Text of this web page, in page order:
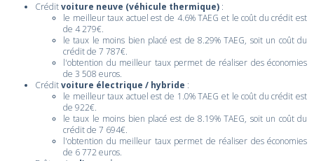
Créditvoiture neuve (véhicule thermique) :
le meilleur taux actuel est de 4.6% TAEG et le coût du crédit est
de 4 279€.
le taux le moins bien placé est de 8.29% TAEG, soit un coût du
crédit de 7 787€.
l'obtention du meilleur taux permet de réaliser des économies
de 3 508 euros.
Créditvoiture électrique / hybride :
le meilleur taux actuel est de 1.0% TAEG et le coût du crédit est
de 922€.
le taux le moins bien placé est de 8.19% TAEG, soit un coût du
crédit de 7 694€.
l'obtention du meilleur taux permet de réaliser des économies
de 6 772 euros.